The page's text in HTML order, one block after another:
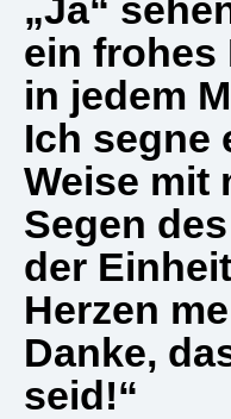
„Ja“
ein frohes
in jedem
Ich segne
Weise mit
Segen
der
Herzen
Danke,
seid!“